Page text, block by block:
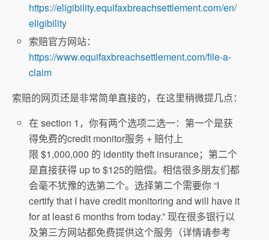
https://eligibility.equifaxbreachsettlement.com/en/
eligibility
索赔官方网站：
https://www.equifaxbreachsettlement.com/file-a-
claim
索赔的网页还是非常简单直接的，在这里稍微提几点：
在 section 1，你有两个选项二选一：第一个是获
得免费的credit monitor服务 + 赔付上
限 $1,000,000 的 identity theft insurance；第二个
是直接获得 up to $125的赔偿。相信很多朋友们都
会毫不犹豫的选第二个。选择第二个需要你 “I
certify that I have credit monitoring and will have it
for at least 6 months from today.” 现在很多银行以
及第三方网站都免费提供这个服务（详情请参考